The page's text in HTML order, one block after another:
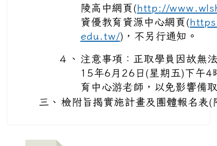
陵高中網頁(http://
資優教育資源中心網頁(
edu.tw/)，不另行通知。
４、 注意事項：正取學員因故無
15年6月26日(星期五)下午4
育中心游老師，以免影響備
三、 檢附旨揭實施計畫及團體報名表(